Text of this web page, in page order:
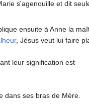
s'agenouille et dit
ensuite à Anne la
, Jésus veut lui faire
leur signification est
dans ses bras de Mère.